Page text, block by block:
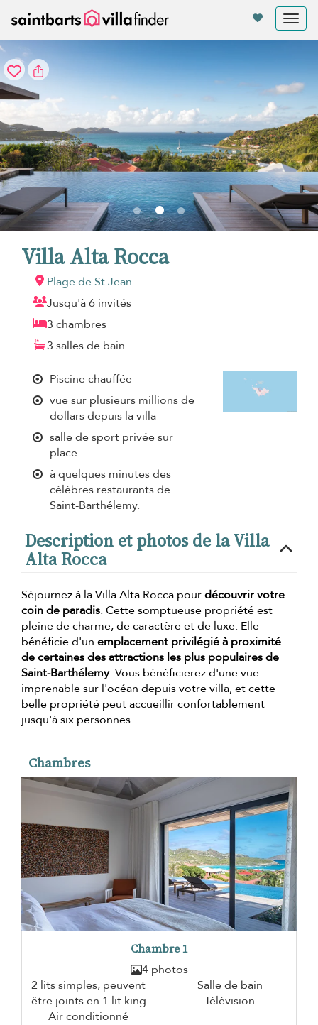
Villa Alta Rocca
Plage de St Jean
Jusqu'à 6 invités
3 chambres
3 salles de bain
Piscine chauffée
vue sur plusieurs millions de
dollars depuis la villa
salle de sport privée sur
place
à quelques minutes des
célèbres restaurants de
Saint-Barthélemy.
Description et photos de la Villa
Alta Rocca
Séjournez à la Villa Alta Rocca pourdécouvrir votre
coin de paradis. Cette somptueuse propriété est
pleine de charme, de caractère et de luxe. Elle
bénéficie d'un emplacement privilégié à proximité
de certaines des attractions les plus populaires de
Saint-Barthélemy. Vous bénéficierez d'une vue
imprenable sur l'océan depuis votre villa, et cette
belle propriété peut accueillir confortablement
jusqu'à six personnes.
Chambres
Chambre 1
4 photos
2 lits simples, peuvent
être joints en 1 lit king
Salle de bain
Télévision
Air conditionné
Vos paramètres de cookies